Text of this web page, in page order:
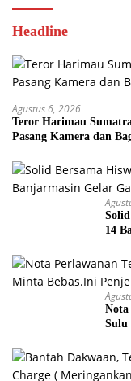
Headline
Agustus 6, 2026
Teror Harimau
Pasang Kamera dan
14
Sulu